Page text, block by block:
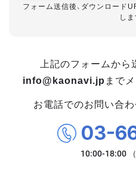
フォーム送信後、ダウンロード
しま
上記のフォームから
info@kaonavi.jp まで
お電話でのお問い合
03-